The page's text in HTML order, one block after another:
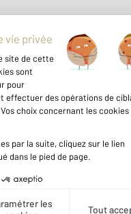
500 m ©Mappy
agence est notée
Location